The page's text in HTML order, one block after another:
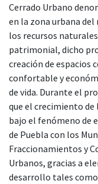
Cerrado Urbano
en la zona urbana
los recursos
patrimonial, dicho
creación de espacios
confortable y
de vida. Durante el
que el crecimiento de
bajo el fenómeno de
de Puebla con los
Fraccionamientos y
Urbanos, gracias a
desarrollo tales como